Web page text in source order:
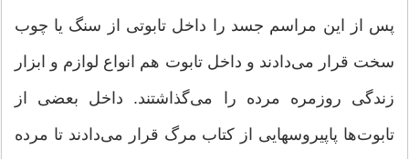
پس از این مراسم جسد را داخل تابوتی از سنگ یا چوب
سخت قرار می‌دادند و داخل تابوت هم انواع لوازم و ابزار
زندگی روزمره مرده را می‌گذاشتند. داخل بعضی از
تابوت‌ها پاپیروسهایی از كتاب مرگ قرار می‌دادند تا مرده